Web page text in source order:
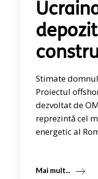
Stimate
Proiectul
dezvoltat de
reprezintă cel
energetic al
Mai mult...